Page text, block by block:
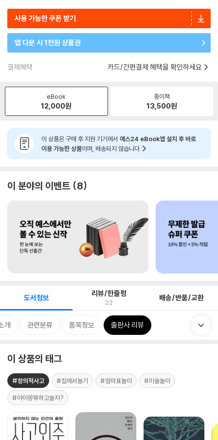
사용 가능한 쿠폰 받기
앱 다운 시 1천원 상품권
결제혜택 카드/간편결제 혜택을 확인하세요
eBook
12,000원
종이책
13,500원
이 상품은 구매 후 지원 기기에서 예스24 eBook앱 설치 후 바로
이용 가능한 상품이며, 배송되지 않습니다.
이 분야의 이벤트 8
도서정보 리뷰/한줄평
22 배송/반품/교환
개 관련분류 품목정보 출판사 리뷰
이 상품의 태그
#창의적사고 #집에서놀기 #엄마표놀이 #미술놀이
#아이랑뭐하고놀지?